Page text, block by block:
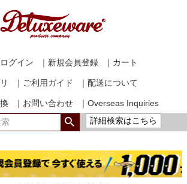
ログイン ｜新規会員登録 ｜カート
｜ご利用ガイド ｜配送について
｜お問い合わせ
｜Overseas Inquiries
詳細検索はこちら